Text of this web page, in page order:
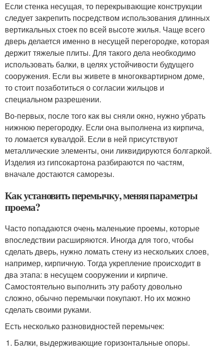
Если стенка несущая, то перекрывающие конструкции
следует закрепить посредством использования длинных
вертикальных стоек по всей высоте жилья. Чаще всего
дверь делается именно в несущей перегородке, которая
держит тяжелые плиты. Для такого дела необходимо
использовать балки, в целях устойчивости будущего
сооружения. Если вы живете в многоквартирном доме,
то стоит позаботиться о согласии жильцов и
специальном разрешении.
Во-первых, после того как вы сняли окно, нужно убрать
нижнюю перегородку. Если она выполнена из кирпича,
то ломается кувалдой. Если в ней присутствуют
металлические элементы, они ликвидируются болгаркой.
Изделия из гипсокартона разбираются по частям,
вначале достаются саморезы.
Как установить перемычку, меняя параметры
проема?
Часто попадаются очень маленькие проемы, которые
впоследствии расширяются. Иногда для того, чтобы
сделать дверь, нужно ломать стену из нескольких слоев,
например, кирпичную. Тогда укрепление происходит в
два этапа: в несущем сооружении и кирпиче.
Самостоятельно выполнить эту работу довольно
сложно, обычно перемычки покупают. Но их можно
сделать своими руками.
Есть несколько разновидностей перемычек:
Балки, выдерживающие горизонтальные опоры.